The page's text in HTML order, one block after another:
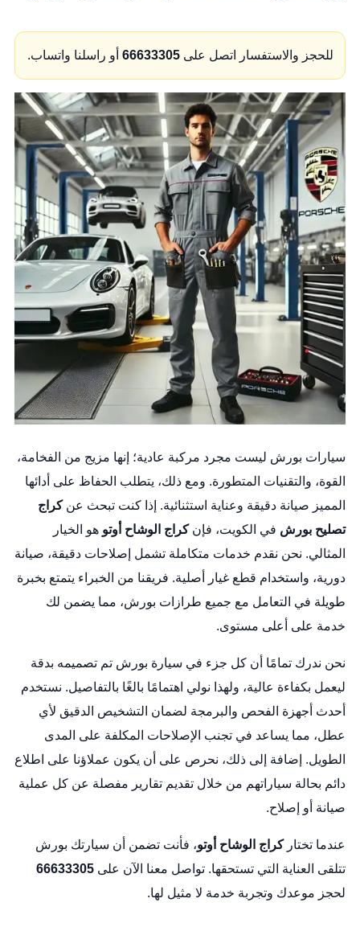
للحجز والاستفسار اتصل على 66633305أو راسلنا واتساب.
سيارات بورش ليست مجرد مركبة عادية؛ إنها مزيج من الفخامة،
القوة، والتقنيات المتطورة. ومع ذلك، يتطلب الحفاظ على أدائها
المميز صيانة دقيقة وعناية استثنائية. إذا كنت تبحث عنكراج
تصليح بورش في الكويت، فإنكراج الوشاح أوتو هو الخيار
المثالي. نحن نقدم خدمات متكاملة تشمل إصلاحات دقيقة، صيانة
دورية، واستخدام قطع غيار أصلية. فريقنا من الخبراء يتمتع بخبرة
طويلة في التعامل مع جميع طرازات بورش، مما يضمن لك
خدمة على أعلى مستوى.
نحن ندرك تمامًا أن كل جزء في سيارة بورش تم تصميمه بدقة
ليعمل بكفاءة عالية، ولهذا نولي اهتمامًا بالغًا بالتفاصيل. نستخدم
أحدث أجهزة الفحص والبرمجة لضمان التشخيص الدقيق لأي
عطل، مما يساعد في تجنب الإصلاحات المكلفة على المدى
الطويل. إضافة إلى ذلك، نحرص على أن يكون عملاؤنا على اطلاع
دائم بحالة سياراتهم من خلال تقديم تقارير مفصلة عن كل عملية
صيانة أو إصلاح.
عندما تختاركراج الوشاح أوتو، فأنت تضمن أن سيارتك بورش
تتلقى العناية التي تستحقها. تواصل معنا الآن على 66633305
لحجز موعدك وتجربة خدمة لا مثيل لها.